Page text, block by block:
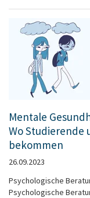
Mentale
Wo Studierende
bekommen
26.09.2023
Psychologische
Psychologische